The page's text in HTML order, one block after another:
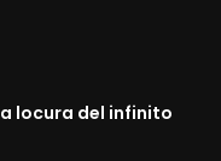
locura del infinito